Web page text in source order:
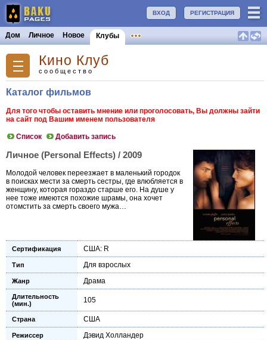
РЕГИСТРАЦИЯ
ВХОД
Дом Личное Новое Клубы
Кино Клуб
сообщество
Каталог фильмов
Для того чтобы оставить мнение или проголосовать, Вы должны зайти
на сайт под Вашим именем пользователя
Список Добавить запись
Личное (Personal Effects) / 2009
Молодой человек переезжает в маленький городок
в поисках мести за смерть сестры, где влюбляется в
женщину, которая гораздо старше его. На душе у
нее тоже имеются похожие шрамы, она хочет
отомстить за смерть своего мужа…
Сертификация США: R
Тип Для взрослых
Жанр Драма
Длительность
(мин.)
105
Страна США
Режиссер Дэвид Холландер